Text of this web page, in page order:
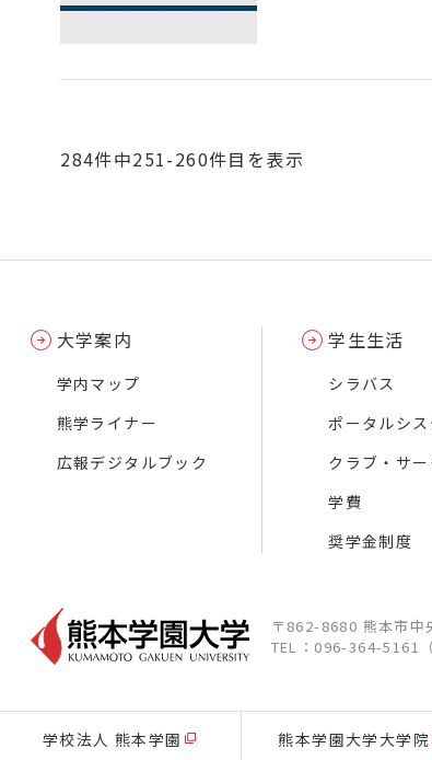
284件中251-260件目を表示
大学案内
学内マップ
熊学ライナー
広報デジタルブック
学生生活
シラバス
ポータルシス
クラブ・サ
学費
奨学金制度
〒862-8680 熊本市中
TEL：096-364-5161（
学校法人 熊本学園 熊本学園大学大学院